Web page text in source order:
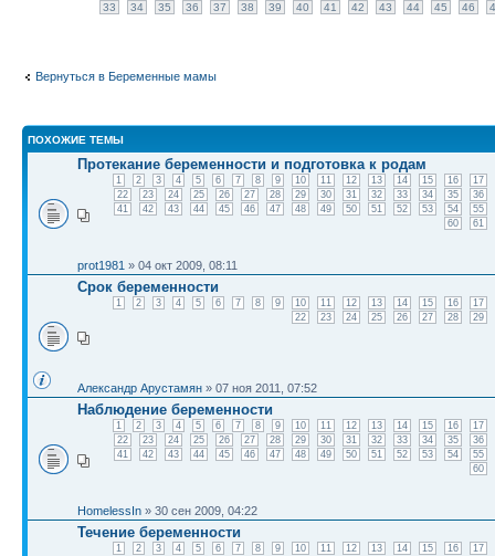
33
34 35 36 37 38 39 40 41 42 43 44 45 46
Вернуться в Беременные мамы
ПОХОЖИЕ ТЕМЫ
Протекание беременности и подготовка к родам
1 2 3 4 5 6 7 8 9 10 11 12 13 14 15 16
17
22
23 24 25 26 27 28 29 30 31 32 33 34 35
36
41
42 43 44 45 46 47 48 49 50 51 52 53 54
55
60
61
prot1981 » 04 окт 2009, 08:11
Срок беременности
1 2 3 4 5 6 7 8 9 10 11 12 13 14 15 16
17
22
23 24 25 26 27 28 29
Александр Арустамян » 07 ноя 2011, 07:52
Наблюдение беременности
1 2 3 4 5 6 7 8 9 10 11 12 13 14 15 16
17
22
23 24 25 26 27 28 29 30 31 32 33 34 35
36
41
42 43 44 45 46 47 48 49 50 51 52 53 54
55
60
HomelessIn » 30 сен 2009, 04:22
Течение беременности
1 2 3 4 5 6 7 8 9 10 11 12 13 14 15 16
17